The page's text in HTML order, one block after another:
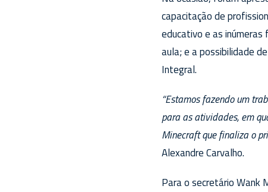
capacitação de
educativo e as
aula; e a possibilidade
Integral.
“Estamos fazendo um
para as atividades, em
Minecraft que finaliza o
Alexandre Carvalho.
Para o secretário Wank